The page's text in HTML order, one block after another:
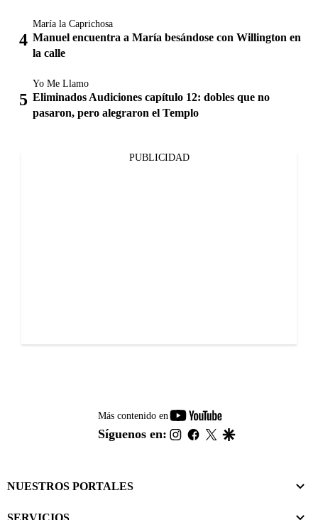
María la Caprichosa
Manuel encuentra a María besándose con Willington en
la calle
Yo Me Llamo
Eliminados Audiciones capítulo 12: dobles que no
pasaron, pero alegraron el Templo
PUBLICIDAD
Más contenido en
youtube-
footer
Síguenos en: instagram
facebook
twitter
NUESTROS PORTALES
SERVICIOS